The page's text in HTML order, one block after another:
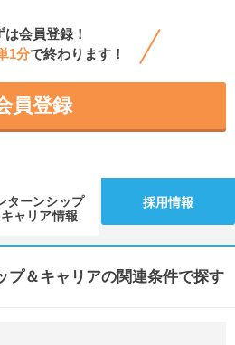
は会員登録！
1分で終わります！
員登録
ターンシップ
キャリア情報
採用情報
プ＆キャリアの関連条件で探す